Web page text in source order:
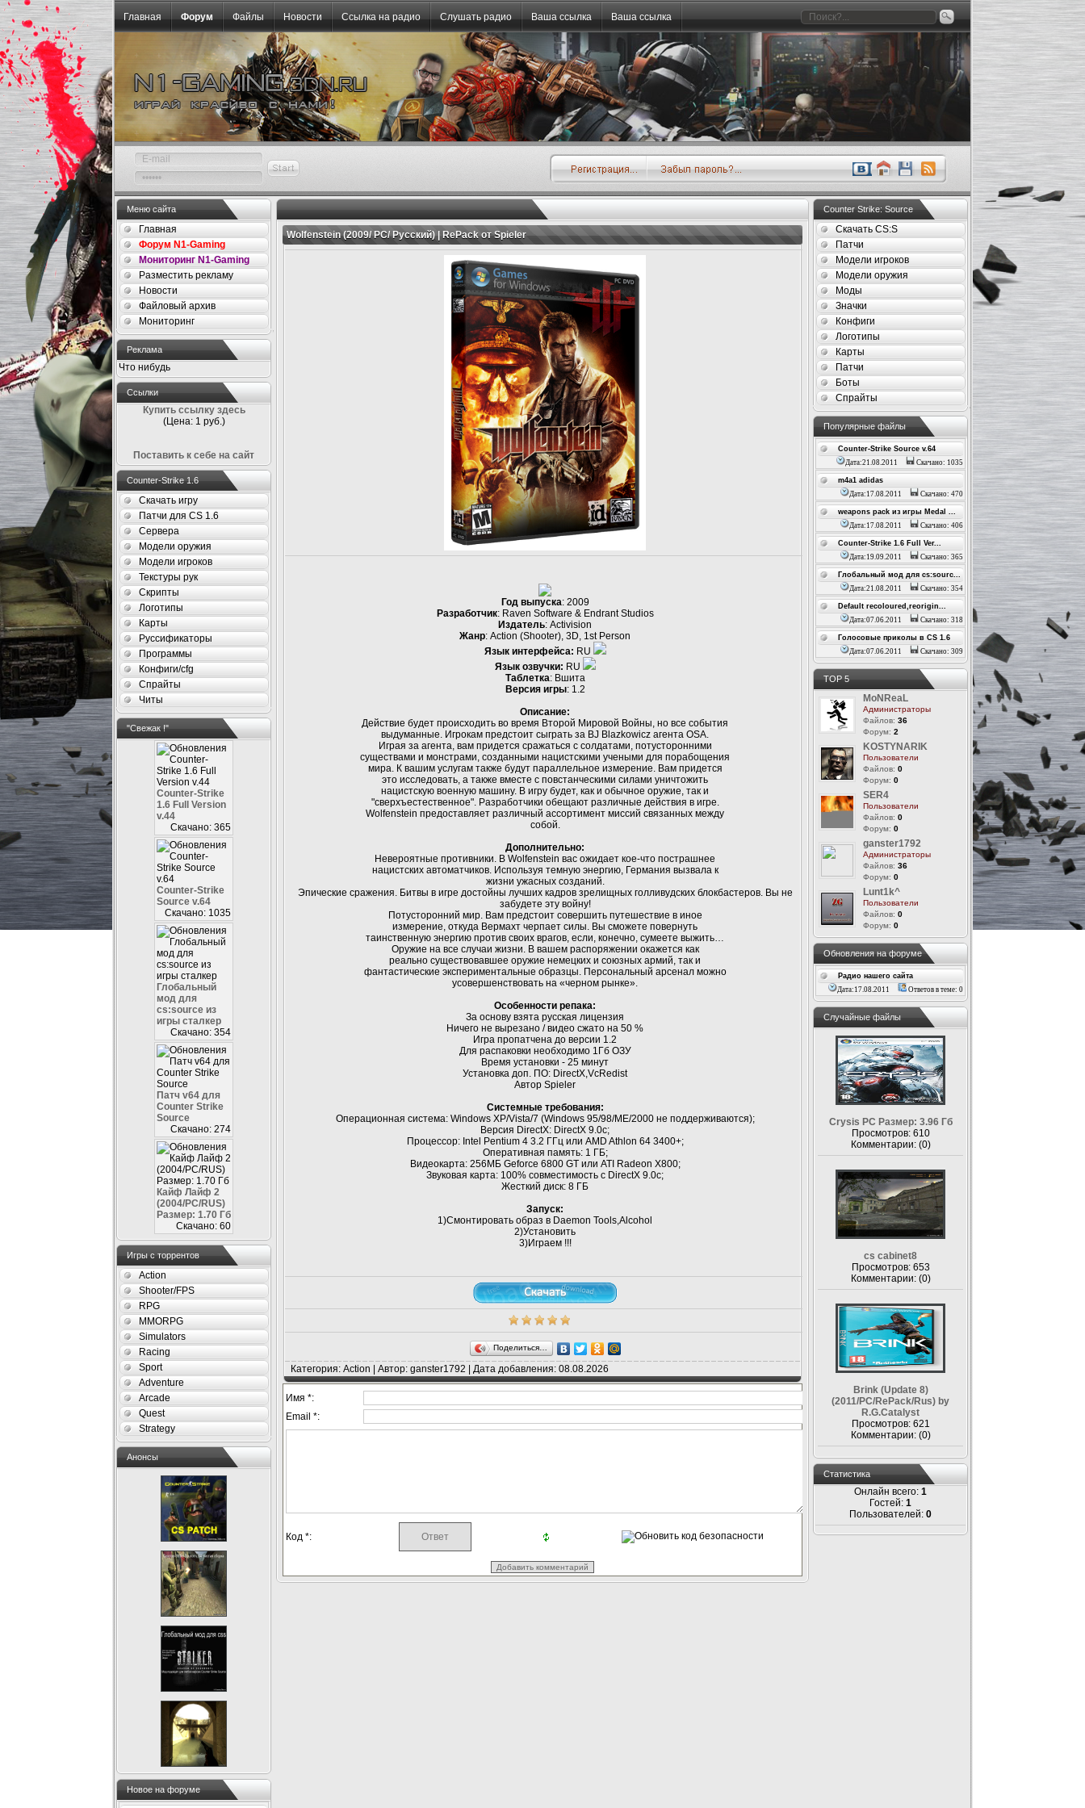
Главная Форум Файлы Новости Ссылка на радио Слушать радио Ваша ссылка Ваша ссылка
Меню сайта
Главная
Форум N1-Gaming
Мониторинг N1-Gaming
Разместить рекламу
Новости
Файловый архив
Мониторинг
Реклама
Что нибудь
Ссылки
Купить ссылку здесь
(Цена: 1 руб.)
Поставить к себе на сайт
Counter-Strike 1.6
Скачать игру
Патчи для CS 1.6
Сервера
Модели оружия
Модели игроков
Текстуры рук
Скрипты
Логотипы
Карты
Руссификаторы
Программы
Конфиги/cfg
Спрайты
Читы
"Свежак !"
Counter-Strike
1.6 Full Version
v.44
Скачано: 365
Counter-Strike
Source v.64
Скачано: 1035
Глобальный
мод для
cs:source из
игры сталкер
Скачано: 354
Патч v64 для
Counter Strike
Source
Скачано: 274
Кайф Лайф 2
(2004/PC/RUS)
Размер: 1.70 Гб
Скачано: 60
Игры с торрентов
Action
Shooter/FPS
RPG
MMORPG
Simulators
Racing
Sport
Adventure
Arcade
Quest
Strategy
Анонсы
Новое на форуме
Wolfenstein (2009/ PC/ Русский) | RePack от Spieler
Год выпуска: 2009
Разработчик: Raven Software & Endrant Studios
Издатель: Activision
Жанр: Action (Shooter), 3D, 1st Person
Язык интерфейса: RU
Язык озвучки: RU
Таблетка: Вшита
Версия игры: 1.2
Описание:
Действие будет происходить во время Второй Мировой Войны, но все события
выдуманные. Игрокам предстоит сыграть за BJ Blazkowicz агента OSA.
Играя за агента, вам придется сражаться с солдатами, потусторонними
существами и монстрами, созданными нацистскими учеными для порабощения
мира. К вашим услугам также будут параллельное измерение. Вам придется
это исследовать, а также вместе с повстанческими силами уничтожить
нацистскую военную машину. В игру будет, как и обычное оружие, так и
"сверхъестественное". Разработчики обещают различные действия в игре.
Wolfenstein предоставляет различный ассортимент миссий связанных между
собой.
Дополнительно:
Невероятные противники. В Wolfenstein вас ожидает кое-что пострашнее
нацистских автоматчиков. Используя темную энергию, Германия вызвала к
жизни ужасных созданий.
Эпические сражения. Битвы в игре достойны лучших кадров зрелищных голливудских блокбастеров. Вы не
забудете эту войну!
Потусторонний мир. Вам предстоит совершить путешествие в иное
измерение, откуда Вермахт черпает силы. Вы сможете повернуть
таинственную энергию против своих врагов, если, конечно, сумеете выжить…
Оружие на все случаи жизни. В вашем распоряжении окажется как
реально существовавшее оружие немецких и союзных армий, так и
фантастические экспериментальные образцы. Персональный арсенал можно
усовершенствовать на «черном рынке».
Особенности репака:
За основу взята русская лицензия
Ничего не вырезано / видео сжато на 50 %
Игра пропатчена до версии 1.2
Для распаковки необходимо 1Гб ОЗУ
Время установки - 25 минут
Установка доп. ПО: DirectX,VcRedist
Автор Spieler
Системные требования:
Операционная система: Windows XP/Vista/7 (Windows 95/98/ME/2000 не поддерживаются);
Версия DirectX: DirectX 9.0c;
Процессор: Intel Pentium 4 3.2 ГГц или AMD Athlon 64 3400+;
Оперативная память: 1 ГБ;
Видеокарта: 256МБ Geforce 6800 GT или ATI Radeon X800;
Звуковая карта: 100% совместимость с DirectX 9.0c;
Жесткий диск: 8 ГБ
Запуск:
1)Смонтировать образ в Daemon Tools,Alcohol
2)Установить
3)Играем !!!
Поделиться…
Категория: Action | Автор: ganster1792 | Дата добавления: 08.08.2026
Имя *:
Email *:
Код *:
Counter Strike: Source
Скачать CS:S
Патчи
Модели игроков
Модели оружия
Моды
Значки
Конфиги
Логотипы
Карты
Патчи
Боты
Спрайты
Популярные файлы
Counter-Strike Source v.64
Дата:21.08.2011
Скачано: 1035
m4a1 adidas
Дата:17.08.2011
Скачано: 470
weapons pack из игры Medal ...
Дата:17.08.2011
Скачано: 406
Counter-Strike 1.6 Full Ver...
Дата:19.09.2011
Скачано: 365
Глобальный мод для cs:sourc...
Дата:21.08.2011
Скачано: 354
Default recoloured,reorigin...
Дата:07.06.2011
Скачано: 318
Голосовые приколы в CS 1.6
Дата:07.06.2011
Скачано: 309
ТОР 5
MoNReaL
Администраторы
Файлов: 36
Форум: 2
KOSTYNARIK
Пользователи
Файлов: 0
Форум: 0
SER4
Пользователи
Файлов: 0
Форум: 0
ganster1792
Администраторы
Файлов: 36
Форум: 0
Lunt1k^
Пользователи
Файлов: 0
Форум: 0
Обновления на форуме
Радио нашего сайта
Дата:17.08.2011
Ответов в теме: 0
Случайные файлы
Crysis PC Размер: 3.96 Гб
Просмотров: 610
Комментарии: (0)
cs cabinet8
Просмотров: 653
Комментарии: (0)
Brink (Update 8)
(2011/PC/RePack/Rus) by
R.G.Catalyst
Просмотров: 621
Комментарии: (0)
Статистика
Онлайн всего: 1
Гостей: 1
Пользователей: 0